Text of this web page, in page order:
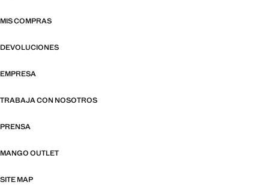
MIS COMPRAS
DEVOLUCIONES
EMPRESA
TRABAJA CON NOSOTROS
PRENSA
MANGO OUTLET
SITE MAP